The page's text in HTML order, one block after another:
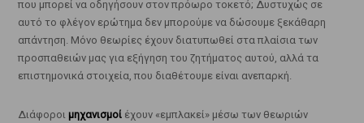
που μπορεί να οδηγήσουν στον πρόωρο τοκετό; Δυστυχώς σε
αυτό το φλέγον ερώτημα δεν μπορούμε να δώσουμε ξεκάθαρη
απάντηση. Μόνο θεωρίες έχουν διατυπωθεί στα πλαίσια των
προσπαθειών μας για εξήγηση του ζητήματος αυτού, αλλά τα
επιστημονικά στοιχεία, που διαθέτουμε είναι ανεπαρκή.
Διάφοροι μηχανισμοίέχουν «εμπλακεί» μέσω των θεωριών